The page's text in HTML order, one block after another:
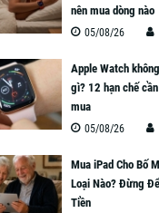
nên mua dòng nào
05/08/26
Apple Watch
gì? 12 hạn chế
mua
05/08/26
Mua iPad Cho Bố
Loại Nào? Đừng
Tiền